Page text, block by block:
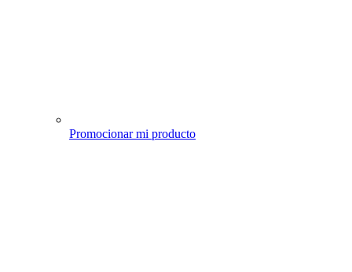
Promocionar mi producto